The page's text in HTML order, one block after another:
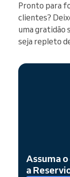
Pronto para
clientes?
uma gratidão
seja repleto
Assuma
a